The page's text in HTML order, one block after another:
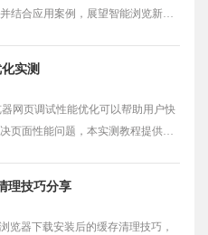
结合应用案例，展望智能浏览新时
实测
器网页调试性能优化可以帮助用户快
页面性能问题，本实测教程提供详
理技巧分享
览器下载安装后的缓存清理技巧，